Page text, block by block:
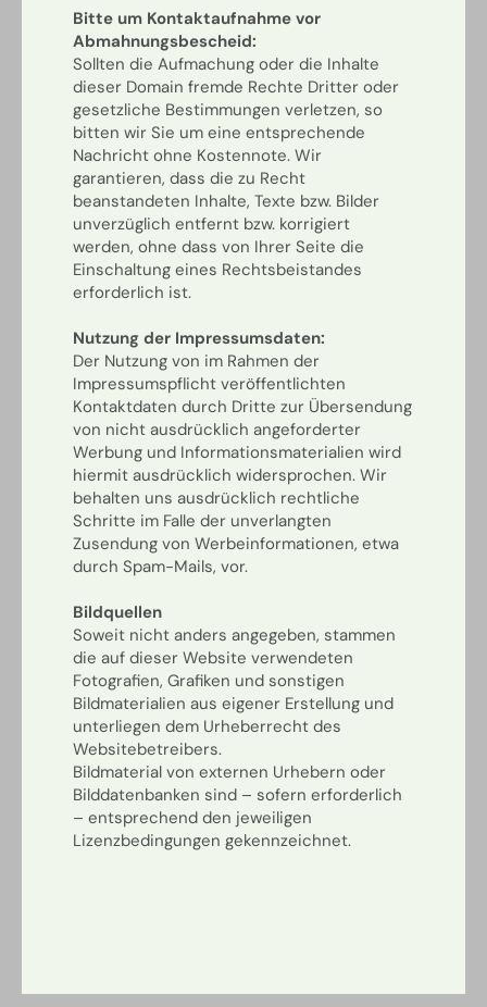
Bitte um Kontaktaufnahme vor
Abmahnungsbescheid:
Sollten die Aufmachung oder die Inhalte
dieser Domain fremde Rechte Dritter oder
gesetzliche Bestimmungen verletzen, so
bitten wir Sie um eine entsprechende
Nachricht ohne Kostennote. Wir
garantieren, dass die zu Recht
beanstandeten Inhalte, Texte bzw. Bilder
unverzüglich entfernt bzw. korrigiert
werden, ohne dass von Ihrer Seite die
Einschaltung eines Rechtsbeistandes
erforderlich ist.
Nutzung der Impressumsdaten:
Der Nutzung von im Rahmen der
Impressumspflicht veröffentlichten
Kontaktdaten durch Dritte zur Übersendung
von nicht ausdrücklich angeforderter
Werbung und Informationsmaterialien wird
hiermit ausdrücklich widersprochen. Wir
behalten uns ausdrücklich rechtliche
Schritte im Falle der unverlangten
Zusendung von Werbeinformationen, etwa
durch Spam-Mails, vor.
Bildquellen
Soweit nicht anders angegeben, stammen
die auf dieser Website verwendeten
Fotografien, Grafiken und sonstigen
Bildmaterialien aus eigener Erstellung und
unterliegen dem Urheberrecht des
Websitebetreibers.
Bildmaterial von externen Urhebern oder
Bilddatenbanken sind – sofern erforderlich
– entsprechend den jeweiligen
Lizenzbedingungen gekennzeichnet.